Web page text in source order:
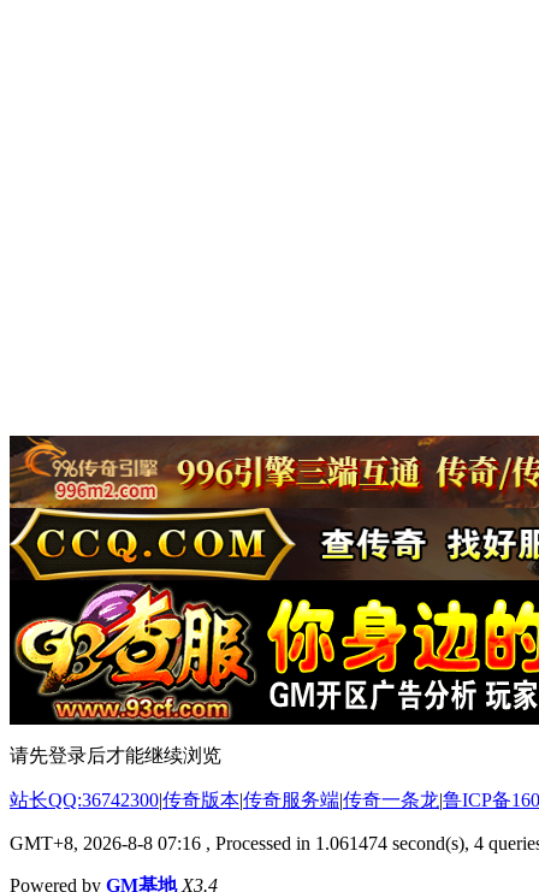
请先登录后才能继续浏览
站长QQ:36742300|传奇版本|传奇服务端|传奇一条龙|鲁ICP备
GMT+8, 2026-8-8 07:16 , Processed in 1.061474 second(s), 4
Powered by GM基地 X3.4